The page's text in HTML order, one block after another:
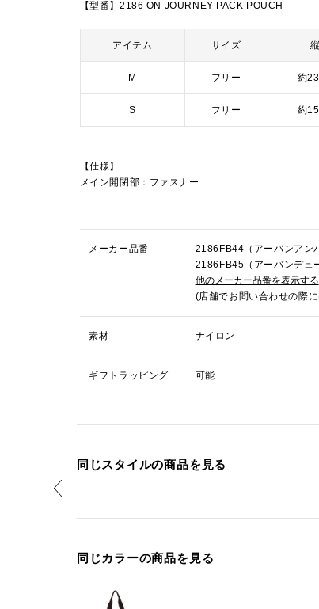
【型番】2186 ON JOURNEY PACK POUCH
アイテム サイズ 縦
M フリー 約
S フリー 約
【仕様】
メイン開閉部：ファスナー
メーカー品番
2186FB44（アーバンアン
2186FB45（アーバンデュ
他のメーカー品番を表示する
(店舗でお問い合わせの際
素材 ナイロン
ギフトラッピング 可能
同じスタイルの商品を見る
同じカラーの商品を見る